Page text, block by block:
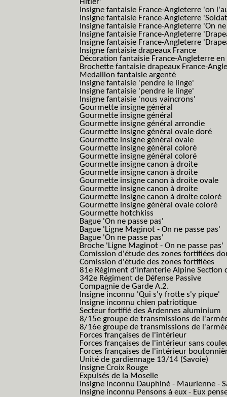
Hitler'
Insigne fantaisie France-Angleterre 'on
Insigne fantaisie France-Angleterre
Insigne fantaisie France-Angleterre 'On
Insigne fantaisie France-Angleterre
Insigne fantaisie France-Angleterre
Insigne fantaisie drapeaux France
Décoration fantaisie France-Angleterre en
Brochette fantaisie drapeaux France-
Medaillon fantaisie argenté
Insigne fantaisie 'pendre le linge'
Insigne fantaisie 'pendre le linge'
Insigne fantaisie 'nous vaincrons'
Gourmette insigne général
Gourmette insigne général
Gourmette insigne général arrondie
Gourmette insigne général ovale doré
Gourmette insigne général ovale
Gourmette insigne général coloré
Gourmette insigne général coloré
Gourmette insigne canon à droite
Gourmette insigne canon à droite
Gourmette insigne canon à droite ovale
Gourmette insigne canon à droite
Gourmette insigne canon à droite coloré
Gourmette insigne général ovale coloré
Gourmette hotchkiss
Bague 'On ne passe pas'
Bague 'Ligne Maginot - On ne passe pas'
Bague 'On ne passe pas'
Broche 'Ligne Maginot - On ne passe pas'
Comission d'étude des zones fortifiées
Comission d'étude des zones fortifiées
81e Régiment d'Infanterie Alpine Section
342e Régiment de Défense Passive
Compagnie de Garde A.2.
Insigne inconnu 'Qui s'y frotte s'y pique'
Insigne inconnu chien patriotique
Secteur fortifié des Ardennes aluminium
8/15e groupe de transmissions de
8/16e groupe de transmissions de
Forces françaises de l'intérieur
Forces françaises de l'intérieur sans
Forces françaises de l'intérieur
Unité de gardiennage 13/14 (Savoie)
Insigne Croix Rouge
Expulsés de la Moselle
Insigne inconnu Dauphiné - Maurienne -
Insigne inconnu Pensons à eux - Eux